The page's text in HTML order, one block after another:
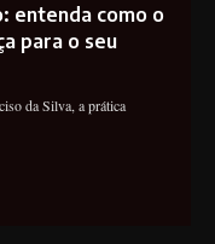
entenda como o
para o seu
da Silva, a prática